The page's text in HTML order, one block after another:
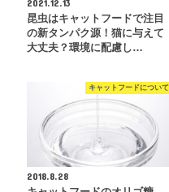
2021.12.13
昆虫はキャットフードで注目
の新タンパク源！猫に与えて
大丈夫？環境に配慮し…
キャットフードについて
2018.8.28